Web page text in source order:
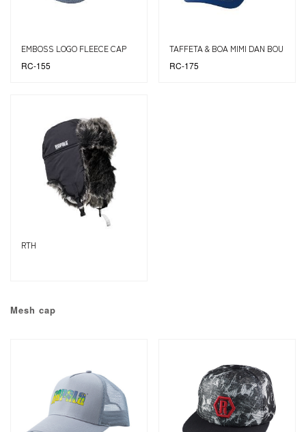
EMBOSS LOGO FLEECE CAP
RC-155
TAFFETA & BOA MIMI DAN BOU
RC-175
RTH
Mesh cap